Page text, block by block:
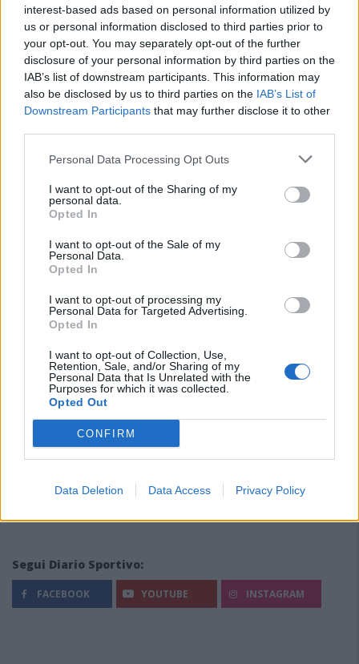
interest-based ads based on personal information utilized by
us or personal information disclosed to third parties prior to
your opt-out. You may separately opt-out of the further
disclosure of your personal information by third parties on the
IAB’s list of downstream participants. This information may
also be disclosed by us to third parties on the IAB’s List of
Downstream Participants that may further disclose it to other
Personal Data Processing Opt Outs
I want to opt-out of the Sharing of my
personal data.
Opted In
I want to opt-out of the Sale of my
Personal Data.
Opted In
I want to opt-out of processing my
Personal Data for Targeted Advertising.
Opted In
I want to opt-out of Collection, Use,
Retention, Sale, and/or Sharing of my
Personal Data that Is Unrelated with the
Purposes for which it was collected.
Opted Out
CONFIRM
Data Deletion Data Access Privacy Policy
ripescate
5 Ago 2026
Le 5 sarde ancora nel girone G con 8 squadre
laziali, 4 campane e la novità dei molisani del
Venafro
6 Ago 2026
Coppa Italia: gli accoppiamenti dei 16esimi di
finale con i derby a Cagliari, Sassari e
Macomer
5 Ago 2026
Ogliastra
5 Ago 2026
Segui Diario Sportivo:
FACEBOOK YOUTUBE INSTAGRAM